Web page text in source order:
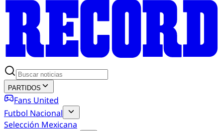
PARTIDOS
Fans United
Futbol Nacional
Selección Mexicana